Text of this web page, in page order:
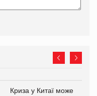
Криза у Китаї може